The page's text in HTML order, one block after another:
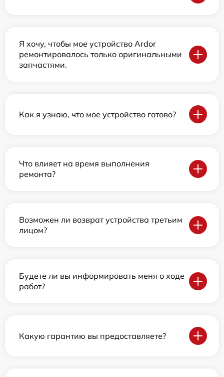
Я хочу, чтобы мое устройство Ardor
ремонтировалось только оригинальными
запчастями.
Как я узнаю, что мое устройство готово?
Что влияет на время выполнения
ремонта?
Возможен ли возврат устройства третьим
лицом?
Будете ли вы информировать меня о ходе
работ?
Какую гарантию вы предоставляете?